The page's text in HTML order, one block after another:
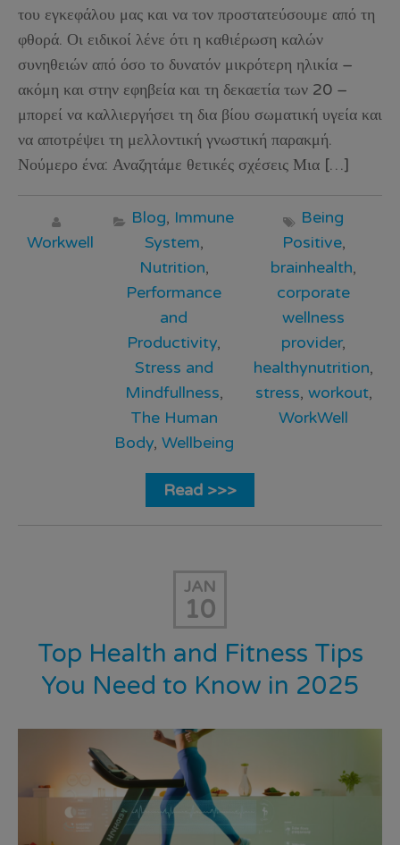
του εγκεφάλου μας και να τον προστατεύσουμε από τη
φθορά. Οι ειδικοί λένε ότι η καθιέρωση καλών
συνηθειών από όσο το δυνατόν μικρότερη ηλικία –
ακόμη και στην εφηβεία και τη δεκαετία των 20 –
μπορεί να καλλιεργήσει τη δια βίου σωματική υγεία και
να αποτρέψει τη μελλοντική γνωστική παρακμή.
Νούμερο ένα: Αναζητάμε θετικές σχέσεις Μια […]
Workwell
Blog, Immune
System,
Nutrition,
Performance
and
Productivity,
Stress and
Mindfullness,
The Human
Body, Wellbeing
Being
Positive,
brainhealth,
corporate
wellness
provider,
healthynutrition,
stress, workout,
WorkWell
Read >>>
JAN
10
Top Health and Fitness Tips
You Need to Know in 2025